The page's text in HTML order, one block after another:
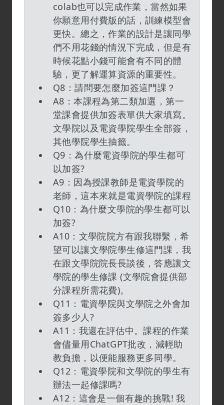
colab也可以完成作業，當然如果
你願意用付費版的話，訓練模型會
更快。總之，作業的設計是讓同學
們不用花錢的情況下完成，但是有
時候花點小錢可能會有不同的體
驗，更了解運算資源的重要性。
Q8：請問要怎麼加簽這門課？
A8：本課程為第二類加選，第一
堂課會提供加簽表單供大家填寫。
文學院以及電資學院學生全部簽，
其他學院學生抽籤。
Q9：為什麼電資學院的學生都可
以加簽?
A9：因為授課教師是電資學院的
老師，這本來就是電資學院的課程
Q10：為什麼文學院的學生都可以
加簽?
A10：文學院院方有跟我聯繫，希
望可以讓文學院學生修這門課，我
在跟文學院院長長談後，答應讓文
學院的學生修課 (文學院會提供部
分課程所需花費)。
Q11：電資學院與文學院之外會加
簽多少人?
A11：我還在評估中。課程的作業
會儘量用ChatGPT批改，減輕助
教負擔，以便能服務更多同學。
Q12：電資學院和文學院的學生有
辦法一起修課嗎?
A12：這會是一個有趣的挑戰! 我